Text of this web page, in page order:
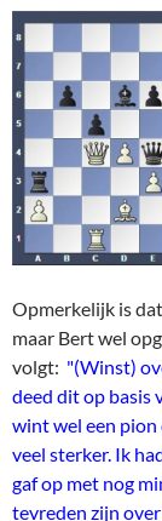
Opmerkelijk is
maar Bert wel
volgt: "(Winst)
deed dit op basis
wint wel een pion
veel sterker. Ik
gaf op met nog
tevreden zijn